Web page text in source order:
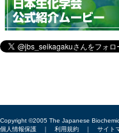
Copyright ©2005 The Japanese
個人情報保護 ｜ 利用規約 ｜ サイト